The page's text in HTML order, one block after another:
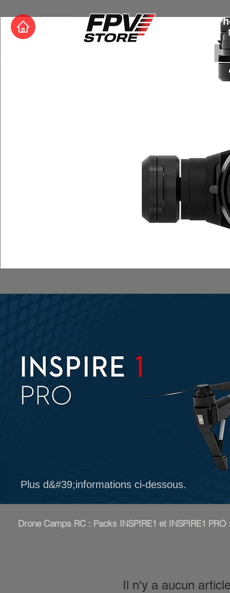
Store
Plus d&#39;informations ci-dessous.
Drone Camps RC : Packs INSPIRE1 et INSPIRE1
Il n'y a aucun